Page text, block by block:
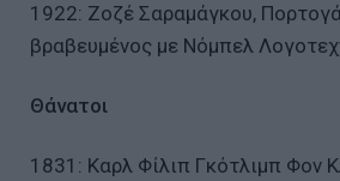
1922: Ζοζέ Σαραμάγκου,
βραβευμένος με Νόμπελ
Θάνατοι
1831: Καρλ Φίλιπ Γκότλιμπ Φον